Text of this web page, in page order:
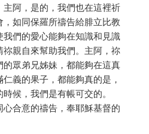
阿，是的，我們也在這裡祈
如同保羅所禱告給腓立比教
們的愛心能夠在知識和見識
親自來幫助我們。主阿，祢
眾弟兄姊妹，都能夠在這真
義的果子，都能夠真的是，
候，我們是有帳可交的。
合意的禱告，奉耶穌基督的